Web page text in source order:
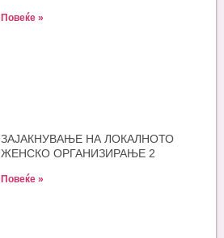
Повеќе »
ЗАЈАКНУВАЊЕ НА ЛОКАЛНОТО
ЖЕНСКО ОРГАНИЗИРАЊЕ 2
Повеќе »